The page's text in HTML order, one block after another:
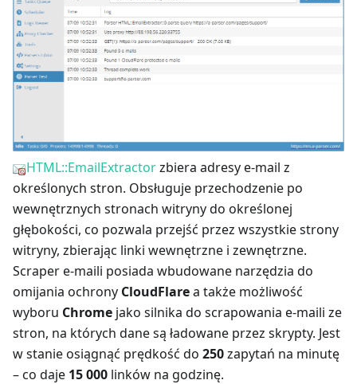
HTML::EmailExtractorzbiera adresy e-mail z
określonych stron. Obsługuje przechodzenie po
wewnętrznych stronach witryny do określonej
głębokości, co pozwala przejść przez wszystkie strony
witryny, zbierając linki wewnętrzne i zewnętrzne.
Scraper e-maili posiada wbudowane narzędzia do
omijania ochrony CloudFlarea także możliwość
wyboru Chrome jako silnika do scrapowania e-maili ze
stron, na których dane są ładowane przez skrypty. Jest
w stanie osiągnąć prędkość do 250zapytań na minutę
– co daje 15 000 linków na godzinę.